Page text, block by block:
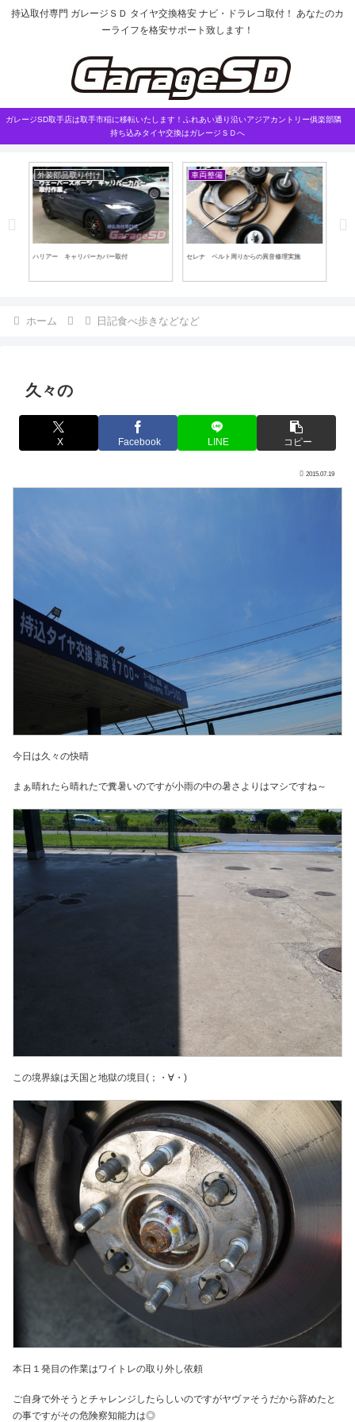
持込取付専門 ガレージＳＤ タイヤ交換格安 ナビ・ドラレコ取付！ あなたのカ
ーライフを格安サポート致します！
ガレージSD取手店は取手市稲に移転いたします！ふれあい通り沿いアジアカントリー俱楽部隣
持ち込みタイヤ交換はガレージＳＤへ
外装部品取り付け
ハリアー キャリパーカバー取付
車両整備
セレナ ベルト周りからの異音修理実施
ホーム 日記食べ歩きなどなど
久々の
X Facebook LINE コピー
2015.07.19
今日は久々の快晴
まぁ晴れたら晴れたで糞暑いのですが小雨の中の暑さよりはマシですね～
この境界線は天国と地獄の境目(；・∀・)
本日１発目の作業はワイトレの取り外し依頼
ご自身で外そうとチャレンジしたらしいのですがヤヴァそうだから辞めたと
の事ですがその危険察知能力は◎